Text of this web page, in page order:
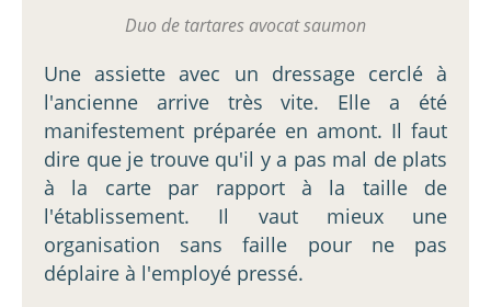
Duo de tartares avocat saumon
Une assiette avec un dressage cerclé à
l'ancienne arrive très vite. Elle a été
manifestement préparée en amont. Il faut
dire que je trouve qu'il y a pas mal de plats
à la carte par rapport à la taille de
l'établissement. Il vaut mieux une
organisation sans faille pour ne pas
déplaire à l'employé pressé.